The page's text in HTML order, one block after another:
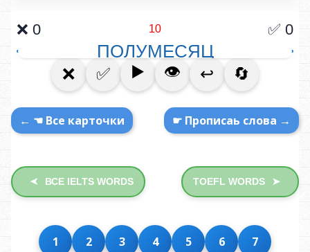
← ☚ Все карточки ☛ Прописаь слова →
➤ ВСЕ IELTS WORDS TOEFL WORDS ➤
1 2 3 4 5 6 7